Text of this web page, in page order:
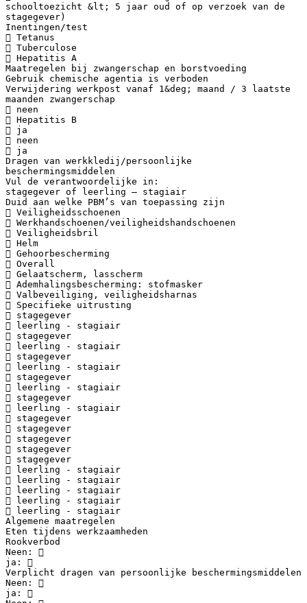
schooltoezicht &lt; 5 jaar oud of op verzoek van de
stagegever)
Inentingen/test
 Tetanus
 Tuberculose
 Hepatitis A
Maatregelen bij zwangerschap en borstvoeding
Gebruik chemische agentia is verboden
Verwijdering werkpost vanaf 1&deg; maand / 3 laatste
maanden zwangerschap
 neen
 Hepatitis B
 ja
 neen
 ja
Dragen van werkkledij/persoonlijke
beschermingsmiddelen
Vul de verantwoordelijke in:
stagegever of leerling – stagiair
Duid aan welke PBM’s van toepassing zijn
 Veiligheidsschoenen
 Werkhandschoenen/veiligheidshandschoenen
 Veiligheidsbril
 Helm
 Gehoorbescherming
 Overall
 Gelaatscherm, lasscherm
 Ademhalingsbescherming: stofmasker
 Valbeveiliging, veiligheidsharnas
 Specifieke uitrusting
 stagegever
 leerling - stagiair
 stagegever
 leerling - stagiair
 stagegever
 leerling - stagiair
 stagegever
 leerling - stagiair
 stagegever
 leerling - stagiair
 stagegever
 stagegever
 stagegever
 stagegever
 stagegever
 leerling - stagiair
 leerling - stagiair
 leerling - stagiair
 leerling - stagiair
 leerling - stagiair
Algemene maatregelen
Eten tijdens werkzaamheden
Rookverbod
Neen: 
ja: 
Verplicht dragen van persoonlijke beschermingsmiddelen
Neen: 
ja: 